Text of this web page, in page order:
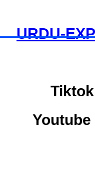
Tiktok
Youtube